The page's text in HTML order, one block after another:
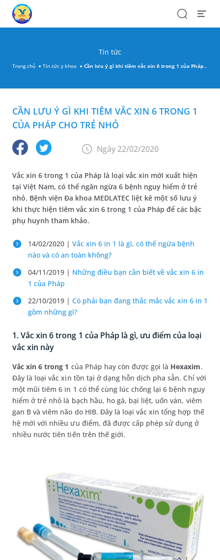
SearchOpen
Tin tức
Trang chủ Tin tức y khoa Cần lưu ý gì khi tiêm vắc xin 6 trong 1 của Pháp cho trẻ nhỏ
CẦN LƯU Ý GÌ KHI TIÊM VẮC XIN 6 TRONG 1
CỦA PHÁP CHO TRẺ NHỎ
Ngày 22/02/2020
Vắc xin 6 trong 1 của Pháp là loại vắc xin mới xuất hiện
tại Việt Nam, có thể ngăn ngừa 6 bệnh nguy hiểm ở trẻ
nhỏ. Bệnh viện Đa khoa MEDLATEC liệt kê một số lưu ý
khi thực hiện tiêm vắc xin 6 trong 1 của Pháp để các bậc
phụ huynh tham khảo.
14/02/2020 | Vắc xin 6 in 1 là gì, có thể ngừa bệnh
nào và có an toàn không?
04/11/2019 | Những điều bạn cần biết về vắc xin 6 in
1 của Pháp
22/10/2019 | Có phải bạn đang thắc mắc vắc xin 6 in 1
gồm những gì?
1. Vắc xin 6 trong 1 của Pháp là gì, ưu điểm của loại
vắc xin này
Vắc xin 6 trong 1 của Pháp hay còn được gọi là Hexaxim.
Đây là loại vắc xin tồn tại ở dạng hỗn dịch pha sẵn. Chỉ với
một mũi tiêm 6 in 1 có thể cùng lúc chống lại 6 bệnh nguy
hiểm ở trẻ nhỏ là bạch hầu, ho gà, bại liệt, uốn ván, viêm
gan B và viêm não do HIB. Đây là loại vắc xin tổng hợp thế
hệ mới với nhiều ưu điểm, đã được cấp phép sử dụng ở
nhiều nước tiên tiến trên thế giới.